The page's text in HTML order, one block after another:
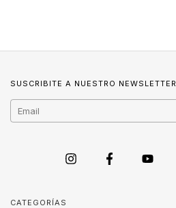
SUSCRIBITE A NUESTRO NEWSLETTER
CATEGORÍAS